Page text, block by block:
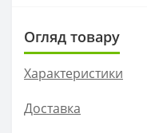
Огляд товару
Характеристики
Доставка